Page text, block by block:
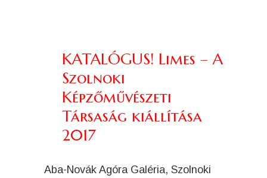
KATALÓGUS! Limes – A
Szolnoki
Képzőművészeti
Társaság kiállítása
2017
Aba-Novák Agóra Galéria, Szolnoki